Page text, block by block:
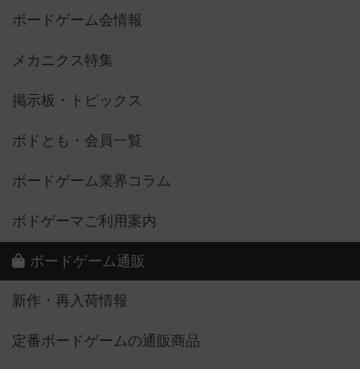
ボードゲーム会情報
メカニクス特集
掲示板・トピックス
ボドとも・会員一覧
ボードゲーム業界コラム
ボドゲーマご利用案内
ボードゲーム通販
新作・再入荷情報
定番ボードゲームの通販商品